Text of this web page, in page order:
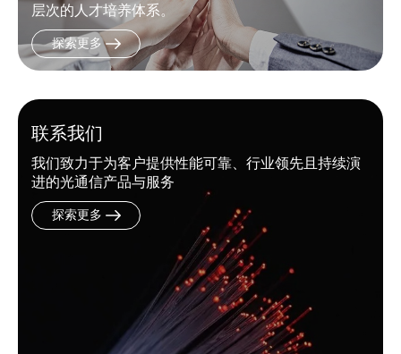
层次的人才培养体系。
探索更多
联系我们
我们致力于为客户提供性能可靠、行业领先且持续演
进的光通信产品与服务
探索更多